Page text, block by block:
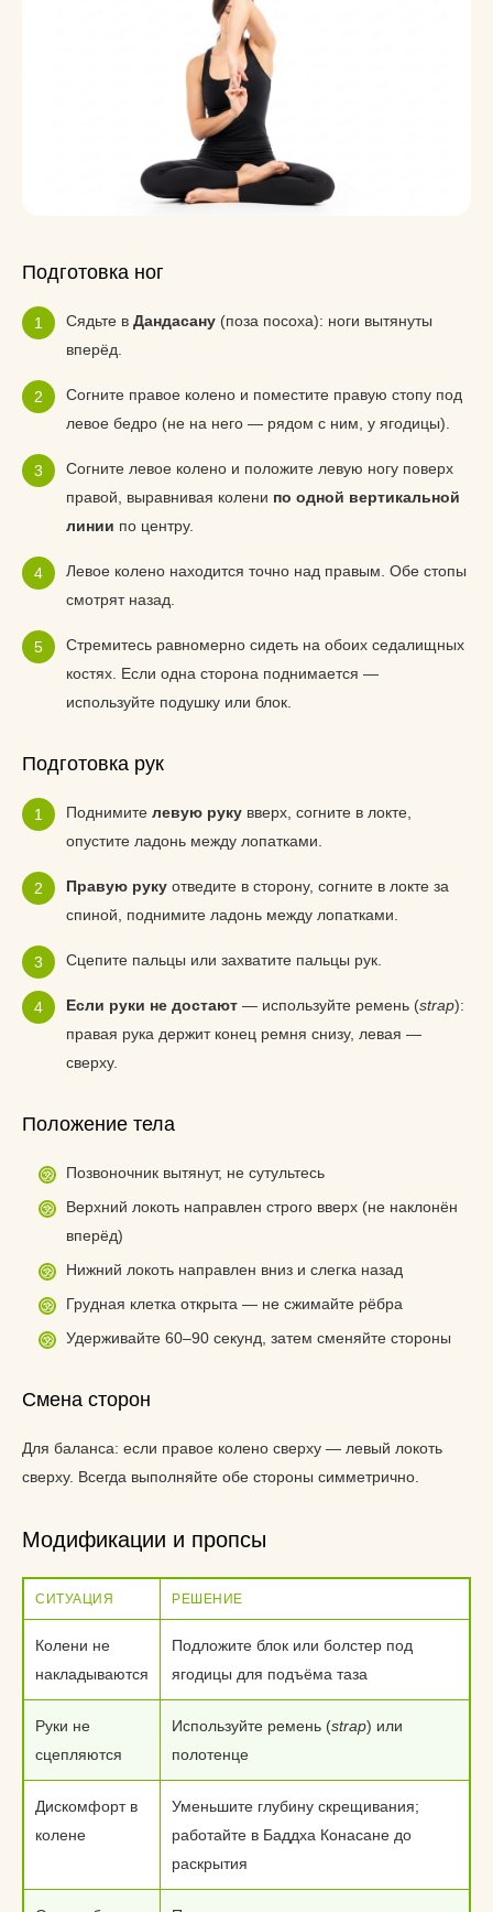
Подготовка ног
Сядьте в Дандасану (поза посоха): ноги вытянуты
вперёд.
Согните правое колено и поместите правую стопу под
левое бедро (не на него — рядом с ним, у ягодицы).
Согните левое колено и положите левую ногу поверх
правой, выравнивая колени по одной вертикальной
линии по центру.
Левое колено находится точно над правым. Обе стопы
смотрят назад.
Стремитесь равномерно сидеть на обоих седалищных
костях. Если одна сторона поднимается —
используйте подушку или блок.
Подготовка рук
Поднимите левую руку вверх, согните в локте,
опустите ладонь между лопатками.
Правую руку отведите в сторону, согните в локте за
спиной, поднимите ладонь между лопатками.
Сцепите пальцы или захватите пальцы рук.
Если руки не достают — используйте ремень (strap):
правая рука держит конец ремня снизу, левая —
сверху.
Положение тела
Позвоночник вытянут, не сутультесь
Верхний локоть направлен строго вверх (не наклонён
вперёд)
Нижний локоть направлен вниз и слегка назад
Грудная клетка открыта — не сжимайте рёбра
Удерживайте 60–90 секунд, затем сменяйте стороны
Смена сторон
Для баланса: если правое колено сверху — левый локоть
сверху. Всегда выполняйте обе стороны симметрично.
Модификации и пропсы
СИТУАЦИЯ РЕШЕНИЕ
Колени не
накладываются
Подложите блок или болстер под
ягодицы для подъёма таза
Руки не
сцепляются
Используйте ремень (strap) или
полотенце
Дискомфорт в
колене
Уменьшите глубину скрещивания;
работайте в Баддха Конасане до
раскрытия